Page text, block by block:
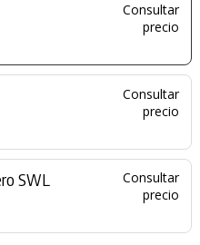
Consultar
precio
Consultar
precio
SWL
Consultar
precio